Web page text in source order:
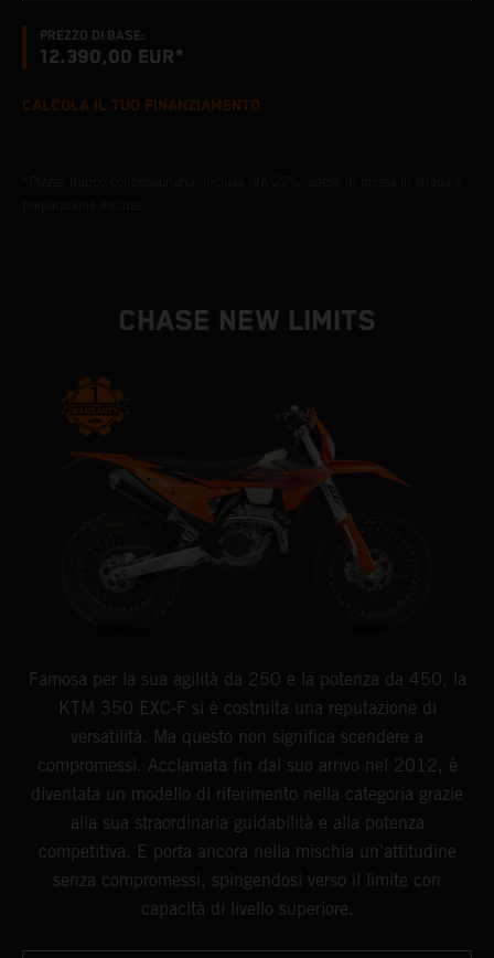
PREZZO DI BASE:
12.390,00 EUR*
CALCOLA IL TUO FINANZIAMENTO
CHASE NEW LIMITS
Famosa per la sua agilità da 250 e la potenza da 450, la
KTM 350 EXC-F si è costruita una reputazione di
versatilità. Ma questo non significa scendere a
compromessi. Acclamata fin dal suo arrivo nel 2012, è
diventata un modello di riferimento nella categoria grazie
alla sua straordinaria guidabilità e alla potenza
competitiva. E porta ancora nella mischia un'attitudine
senza compromessi, spingendosi verso il limite con
capacità di livello superiore.